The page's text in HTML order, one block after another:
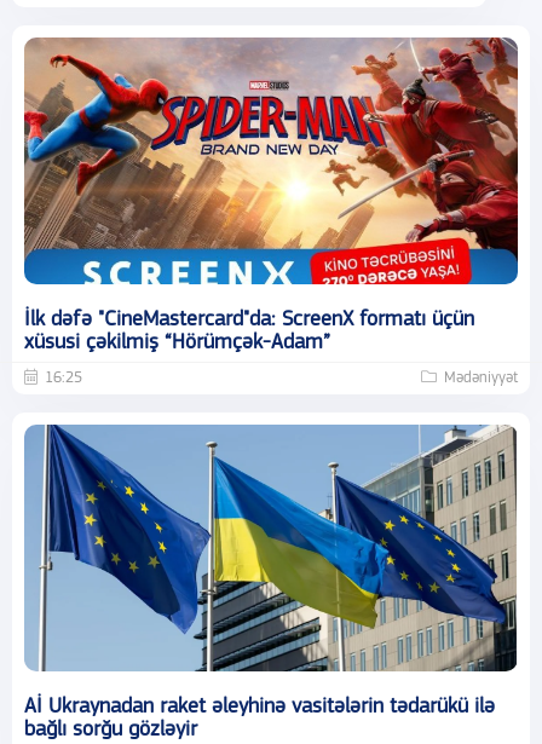
İlk dəfə "CineMastercard"da: ScreenX formatı üçün
xüsusi çəkilmiş “Hörümçək-Adam”
16:25 Mədəniyyət
Aİ Ukraynadan raket əleyhinə vasitələrin tədarükü ilə
bağlı sorğu gözləyir